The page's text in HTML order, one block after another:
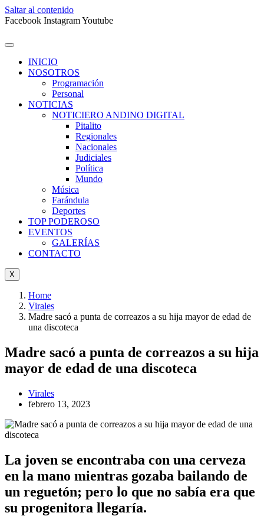
Saltar al contenido
Facebook InstagramYoutube
INICIO
NOSOTROS
Programación
Personal
NOTICIAS
NOTICIERO ANDINO DIGITAL
Pitalito
Regionales
Nacionales
Judiciales
Política
Mundo
Música
Farándula
Deportes
TOP PODEROSO
EVENTOS
GALERÍAS
CONTACTO
X
Home
Virales
Madre sacó a punta de correazos a su hija mayor de edad de
una discoteca
Madre sacó a punta de correazos a su hija
mayor de edad de una discoteca
Virales
febrero 13, 2023
La joven se encontraba con una cerveza
en la mano mientras gozaba bailando de
un reguetón; pero lo que no sabía era que
su progenitora llegaría.